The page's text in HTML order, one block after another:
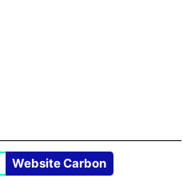
Website Carbon